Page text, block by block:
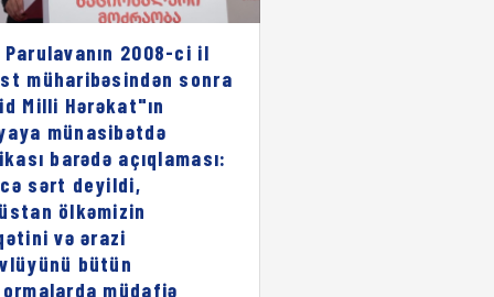
Parulavanın 2008-ci il
müharibəsindən sonra
Milli Hərəkat"ın
münasibətdə
barədə açıqlaması:
sərt deyildi,
ölkəmizin
və ərazi
bütün
müdafiə